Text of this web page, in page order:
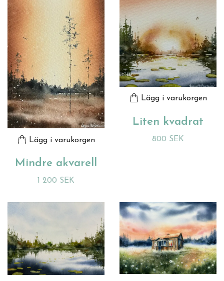
Lägg i varukorgen
Mindre akvarell
1 200 SEK
Lägg i varukorgen
Liten kvadrat
800 SEK